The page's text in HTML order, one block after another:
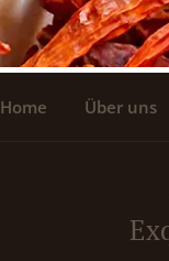
Home Über uns